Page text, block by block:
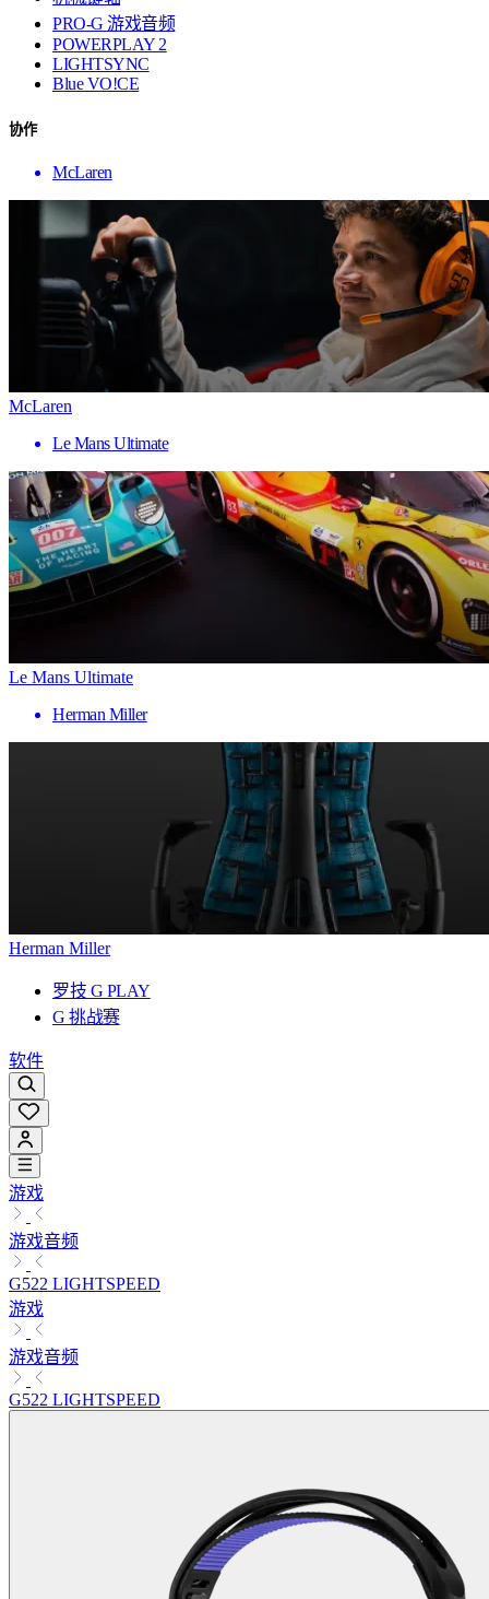
PRO-G 游戏音频
POWERPLAY 2
LIGHTSYNC
Blue VO!CE
协作
McLaren
McLaren
Le Mans Ultimate
Le Mans Ultimate
Herman Miller
Herman Miller
罗技 G PLAY
G 挑战赛
软件
游戏
游戏音频
G522 LIGHTSPEED
游戏
游戏音频
G522 LIGHTSPEED